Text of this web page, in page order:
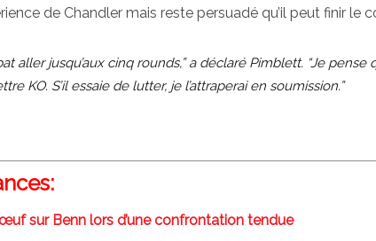
de Chandler mais reste persuadé qu’il peut finir le
aller jusqu’aux cinq rounds,” a déclaré Pimblett. “Je
KO. S’il essaie de lutter, je l’attraperai en soumission.”
sur Benn lors d’une confrontation tendue